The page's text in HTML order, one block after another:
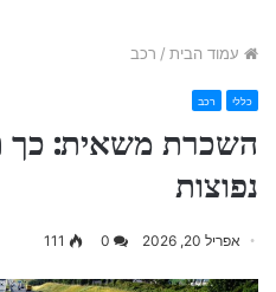
עמוד הבית / רכב
כללי רכב
השכרת משאית: כך
נפוצות
אפריל 20, 2026 0
111